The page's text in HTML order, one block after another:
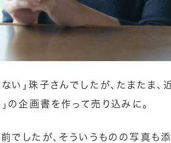
ない」珠子さんでしたが、たまたま
の企画書を作って売り込みに。
前でしたが、そういうものの写真も